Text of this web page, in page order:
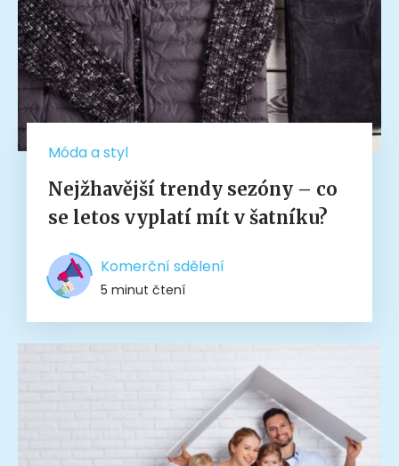
Móda a styl
Nejžhavější trendy sezóny – co
se letos vyplatí mít v šatníku?
Komerční sdělení
5 minut čtení